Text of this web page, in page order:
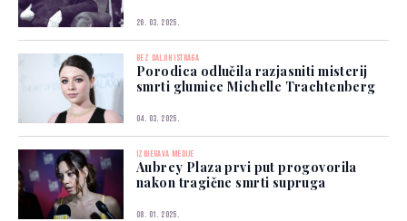
26. 03. 2025.
BEZ DALJIH ISTRAGA
Porodica odlučila razjasniti misterij
smrti glumice Michelle Trachtenberg
04. 03. 2025.
IZBJEGAVA MEDIJE
Aubrey Plaza prvi put progovorila
nakon tragične smrti supruga
08. 01. 2025.